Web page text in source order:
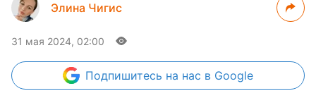
Элина Чигис
31 мая 2024, 02:00
Подпишитесь на нас в Google